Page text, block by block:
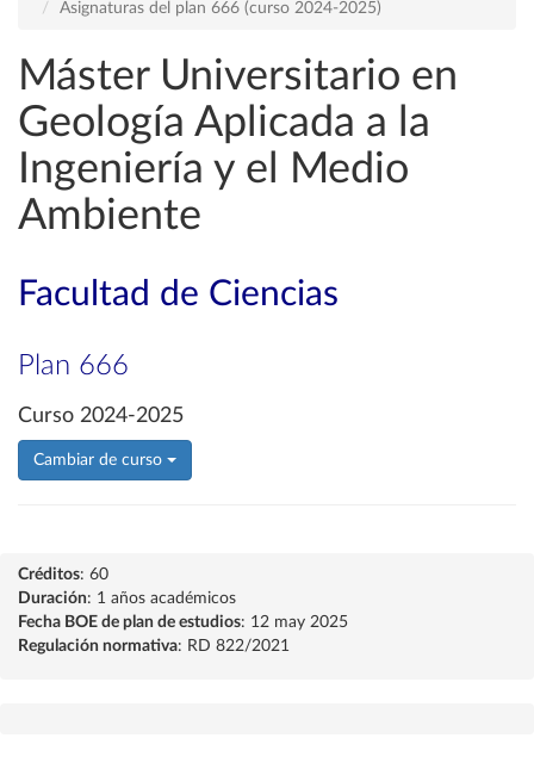
Asignaturas del plan 666 (curso 2024-2025)
Máster Universitario en
Geología Aplicada a la
Ingeniería y el Medio
Ambiente
Facultad de Ciencias
Plan 666
Curso 2024-2025
Cambiar de curso
Créditos: 60
Duración: 1 años académicos
Fecha BOE de plan de estudios: 12 may 2025
Regulación normativa: RD 822/2021